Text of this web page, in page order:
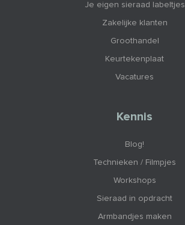
Je eigen sieraad labeltjes
Zakelijke klanten
Groothandel
Keurtekenplaat
Vacatures
Kennis
Blog!
Technieken / Filmpjes
Workshops
Sieraad in opdracht
Armbandjes maken